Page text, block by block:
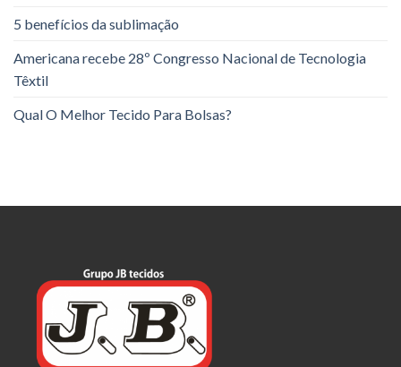
5 benefícios da sublimação
Americana recebe 28º Congresso Nacional de Tecnologia
Têxtil
Qual O Melhor Tecido Para Bolsas?